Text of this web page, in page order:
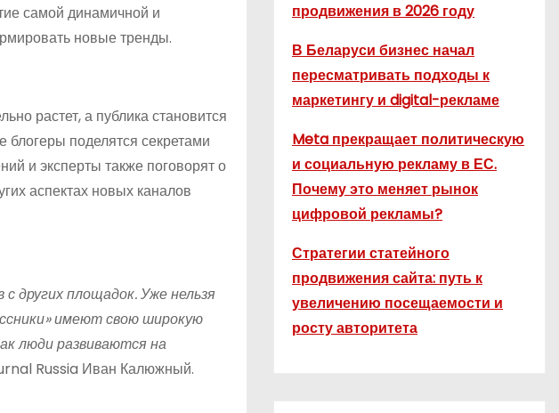
самой динамичной и
новые тренды.
растет, а публика становится
поделятся секретами
и эксперты также поговорят о
аспектах новых каналов
других площадок. Уже нельзя
имеют свою широкую
люди развиваются на
Russia Иван Калюжный.
продвижения в 2026 году
В Беларуси бизнес начал
пересматривать подходы к
маркетингу и digital-рекламе
Meta прекращает политическую
и социальную рекламу в ЕС.
Почему это меняет рынок
цифровой рекламы?
Стратегии статейного
продвижения сайта: путь к
увеличению посещаемости и
росту авторитета